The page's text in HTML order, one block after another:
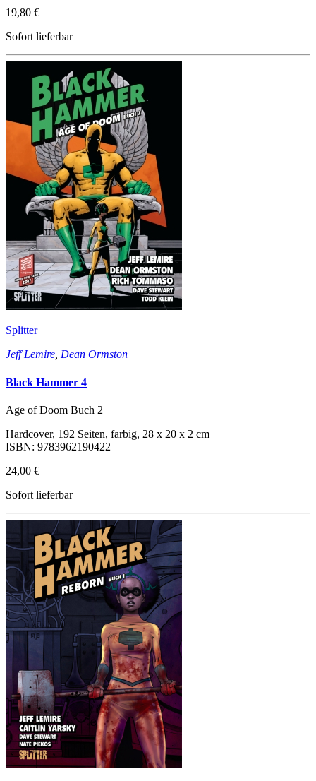
19,80 €
Sofort lieferbar
Splitter
Jeff Lemire Dean Ormston
Black Hammer 4
Age of Doom Buch 2
Hardcover, 192 Seiten, farbig, 28 x 20 x 2 cm
ISBN: 9783962190422
24,00 €
Sofort lieferbar